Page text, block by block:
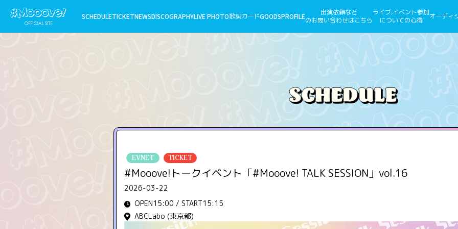
SCHEDULETICKETNEWSDISCOGRAPHYLIVE PHOTO歌詞カードGOODSPROFILE
出演依頼など
のお問い合わせはこちら
ライブ,イベント参加
についての心得
オーディ
EVNET TICKET
#Mooove!トークイベント「#Mooove! TALK SESSION」vol.16
2026-03-22
OPEN15:00 / START15:15
ABCLabo (東京都)